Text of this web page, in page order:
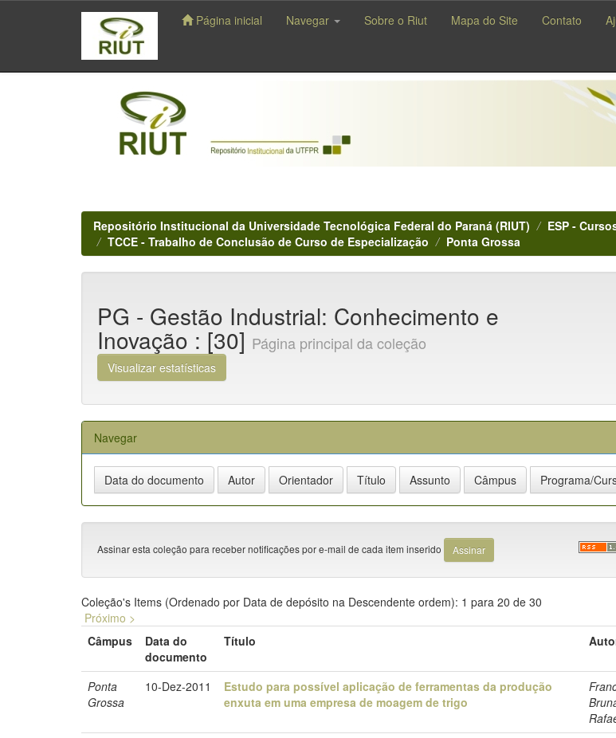
navigation
Página inicial Navegar Sobre o Riut Mapa do Site Contato
Repositório Institucional da Universidade Tecnológica Federal do Paraná (RIUT)
ESP -
TCCE - Trabalho de Conclusão de Curso de Especialização
Ponta Grossa
PG - Gestão Industrial: Conhecimento e
Inovação : [30] Página principal da coleção
Visualizar estatísticas
Navegar
Assinar esta coleção para receber notificações por e-mail de cada item inserido
Coleção's Items (Ordenado por Data de depósito na Descendente ordem): 1 para 20 de 30
Próximo >
Câmpus
Data do
documento
Título
Ponta
Grossa
10-Dez-2011
Estudo para possível aplicação de ferramentas da produção
enxuta em uma empresa de moagem de trigo